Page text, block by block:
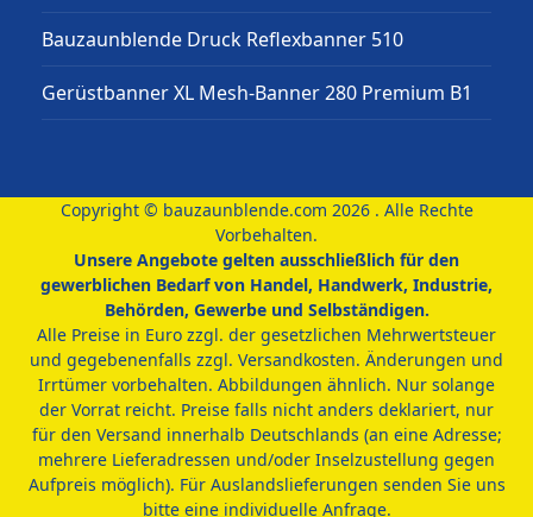
Bauzaunblende Druck Reflexbanner 510
Gerüstbanner XL Mesh-Banner 280 Premium B1
Copyright © bauzaunblende.com 2026 . Alle Rechte
Vorbehalten.
Unsere Angebote gelten ausschließlich für den
gewerblichen Bedarf von Handel, Handwerk, Industrie,
Behörden, Gewerbe und Selbständigen.
Alle Preise in Euro zzgl. der gesetzlichen Mehrwertsteuer
und gegebenenfalls zzgl. Versandkosten. Änderungen und
Irrtümer vorbehalten. Abbildungen ähnlich. Nur solange
der Vorrat reicht. Preise falls nicht anders deklariert, nur
für den Versand innerhalb Deutschlands (an eine Adresse;
mehrere Lieferadressen und/oder Inselzustellung gegen
Aufpreis möglich). Für Auslandslieferungen senden Sie uns
bitte eine individuelle Anfrage.